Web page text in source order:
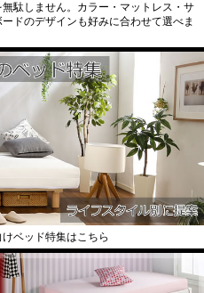
駄しません。カラー・マットレス・サ
ドのデザインも好みに合わせて選べま
ベッド特集はこちら